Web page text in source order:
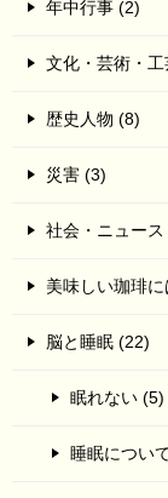
年中行事 (2)
文化・芸術・
歴史人物 (8)
災害 (3)
社会・ニュー
美味しい珈琲
脳と睡眠 (22)
眠れない (5)
睡眠につい